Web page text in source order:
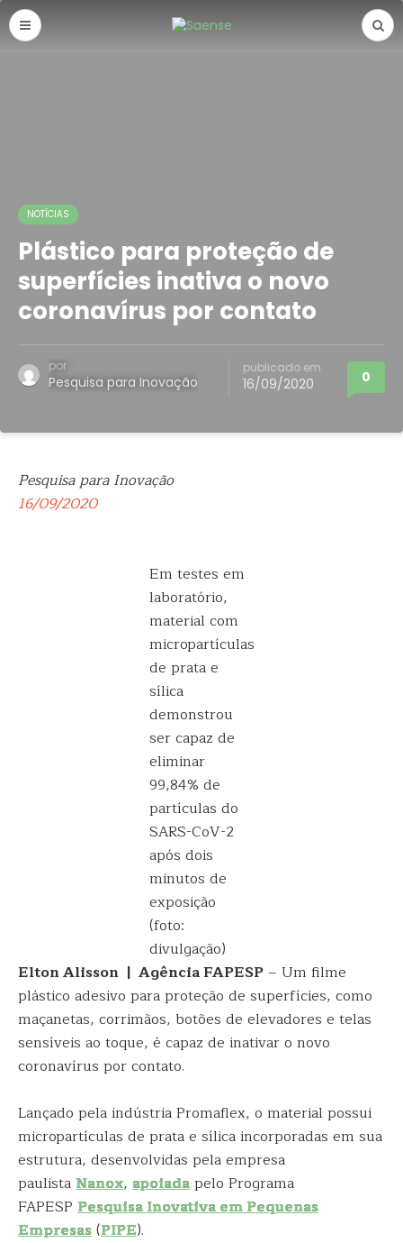
NOTÍCIAS
Plástico para proteção de
superfícies inativa o novo
coronavírus por contato
por
Pesquisa para Inovação
publicado em
16/09/2020 0
Pesquisa para Inovação
16/09/2020
Em testes em
laboratório,
material com
micropartículas
de prata e
sílica
demonstrou
ser capaz de
eliminar
99,84% de
partículas do
SARS-CoV-2
após dois
minutos de
exposição
(foto:
divulgação)
Elton Alisson | Agência FAPESP – Um filme
plástico adesivo para proteção de superfícies, como
maçanetas, corrimãos, botões de elevadores e telas
sensíveis ao toque, é capaz de inativar o novo
coronavírus por contato.
Lançado pela indústria Promaflex, o material possui
micropartículas de prata e sílica incorporadas em sua
estrutura, desenvolvidas pela empresa
paulistaNanox, apoiadapelo Programa
FAPESP Pesquisa Inovativa em Pequenas
Empresas(PIPE).